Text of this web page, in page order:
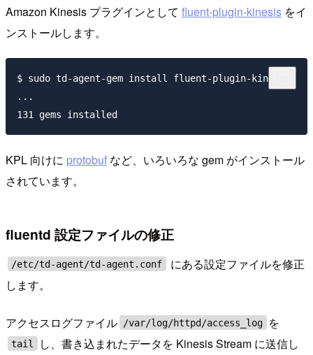
Amazon Kinesis プラグインとして fluent-plugin-kinesis をイ
ンストールします。
$ sudo td-agent-gem install fluent-plugin-kinesis
...
KPL 向けに protobuf など、いろいろな gem がインストール
されています。
fluentd 設定ファイルの修正
/etc/td-agent/td-agent.conf
にある設定ファイルを修正
します。
アクセスログファイル /var/log/httpd/access_log を
tail
し、書き込まれたデータを Kinesis Stream に送信し